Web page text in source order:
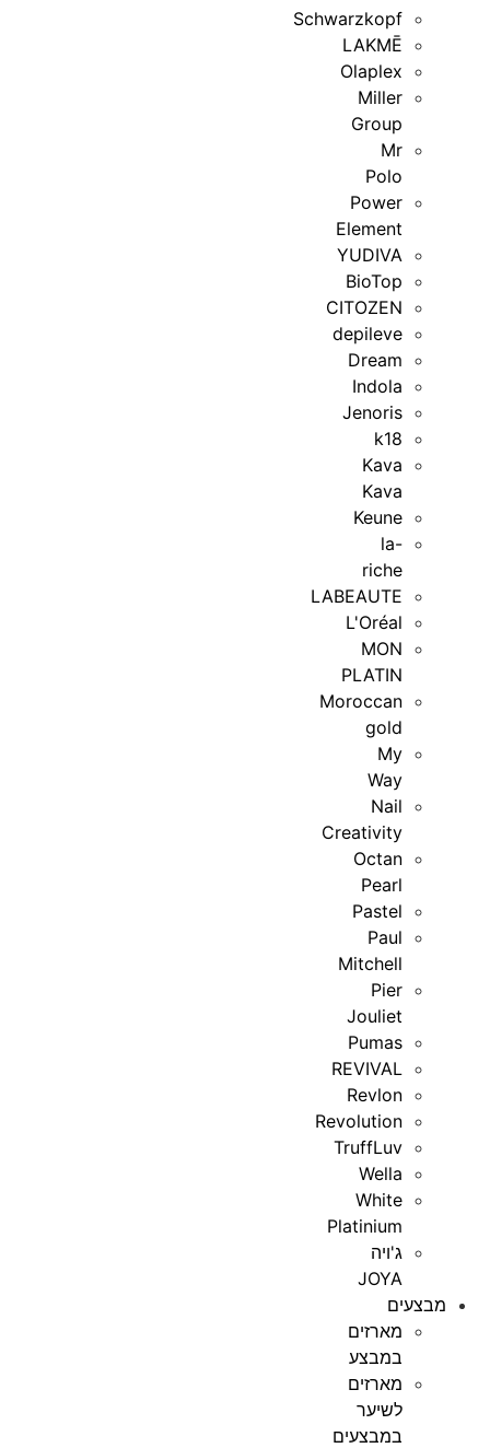
Schwarzkopf
LAKMĒ
Olaplex
Miller
Group
Mr
Polo
Power
Element
YUDIVA
BioTop
CITOZEN
depileve
Dream
Indola
Jenoris
k18
Kava
Kava
Keune
la-
riche
LABEAUTE
L'Oréal
MON
PLATIN
Moroccan
gold
My
Way
Nail
Creativity
Octan
Pearl
Pastel
Paul
Mitchell
Pier
Jouliet
Pumas
REVIVAL
Revlon
Revolution
TruffLuv
Wella
White
Platinium
ג'ויה
JOYA
מבצעים
מארזים
במבצע
מארזים
לשיער
במבצעים